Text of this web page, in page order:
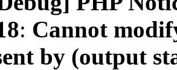
: Cannot
by (output